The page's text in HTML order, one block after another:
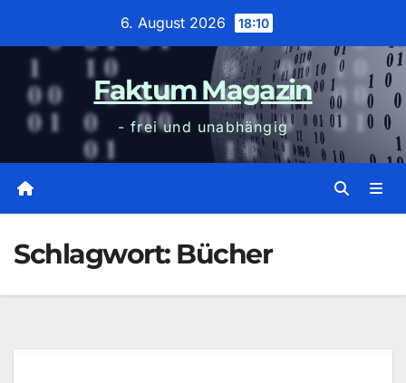
6. August 2026 18:10
Faktum Magazin
- frei und unabhängig
Schlagwort: Bücher